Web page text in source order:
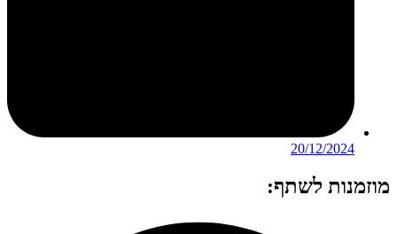
20/12/2024
מוזמנות לשתף: